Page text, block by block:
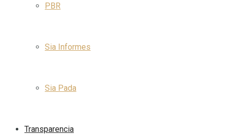
PBR
Sia Informes
Sia Pada
Transparencia